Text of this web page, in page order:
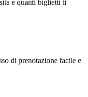
e quanti biglietti ti
di prenotazione facile e